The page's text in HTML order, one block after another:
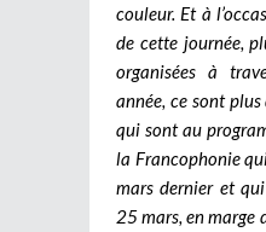
couleur. Et à
de cette journée,
organisées à
année, ce sont
qui sont au
la Francophonie
mars dernier et
25 mars, en marge